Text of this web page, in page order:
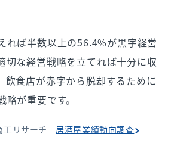
れば半数以上の56.4%が黒字経営
切な経営戦略を立てれば十分に収
飲食店が赤字から脱却するために
が重要です。
工リサーチ 居酒屋業績動向調査